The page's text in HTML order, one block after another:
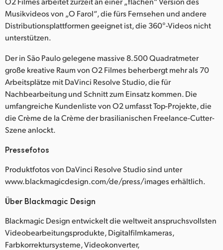
Musikvideos von „O Farol“, die fürs Fernsehen und andere
Distributionsplattformen geeignet ist, die 360°-Videos nicht
unterstützen.
Der in São Paulo gelegene massive 8.500 Quadratmeter
große kreative Raum von O2 Filmes beherbergt mehr als 70
Arbeitsplätze mit DaVinci Resolve Studio, die für
Nachbearbeitung und Schnitt zum Einsatz kommen. Die
umfangreiche Kundenliste von O2 umfasst Top-Projekte, die
die Crème de la Crème der brasilianischen Freelance-Cutter-
Szene anlockt.
Pressefotos
Produktfotos von DaVinci Resolve Studio sind unter
www.blackmagicdesign.com/de/press/images erhältlich.
Über Blackmagic Design
Blackmagic Design entwickelt die weltweit anspruchsvollsten
Videobearbeitungsprodukte, Digitalfilmkameras,
Farbkorrektursysteme, Videokonverter,